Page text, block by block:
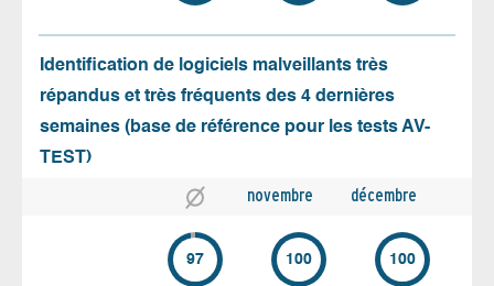
Identification de logiciels malveillants très
répandus et très fréquents des 4 dernières
semaines (base de référence pour les tests AV-
TEST)
novembre décembre
97 100 100